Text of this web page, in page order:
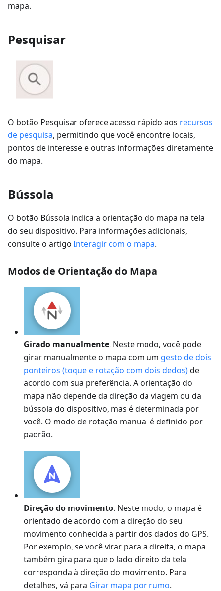
mapa.
Pesquisar
O botão Pesquisar oferece acesso rápido aos recursos
de pesquisa, permitindo que você encontre locais,
pontos de interesse e outras informações diretamente
do mapa.
Bússola
O botão Bússola indica a orientação do mapa na tela
do seu dispositivo. Para informações adicionais,
consulte o artigo Interagir com o mapa.
Modos de Orientação do Mapa
Girado manualmente. Neste modo, você pode
girar manualmente o mapa com um gesto de dois
ponteiros (toque e rotação com dois dedos)de
acordo com sua preferência. A orientação do
mapa não depende da direção da viagem ou da
bússola do dispositivo, mas é determinada por
você. O modo de rotação manual é definido por
padrão.
Direção do movimento. Neste modo, o mapa é
orientado de acordo com a direção do seu
movimento conhecida a partir dos dados do GPS.
Por exemplo, se você virar para a direita, o mapa
também gira para que o lado direito da tela
corresponda à direção do movimento. Para
detalhes, vá para Girar mapa por rumo.